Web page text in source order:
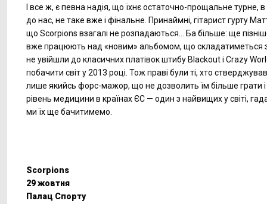
І все ж, є певна надія, що їхнє остаточно-прощальне турне,
до нас, не таке вже і фінальне. Принаймні, гітарист гурту
що Scorpions взагалі не розпадаються... Ба більше: ще
вже працюють над «новим» альбомом, що складатиметься з
не увійшли до класичних платівок штибу Blackout і Crazy
побачити світ у 2013 році. Тож праві були ті, хто
лише якийсь форс-мажор, що не дозволить їм більше грати
рівень медицини в країнах ЄС — один з найвищих у світі,
ми їх ще бачитимемо.
Scorpions
29 жовтня
Палац Спорту